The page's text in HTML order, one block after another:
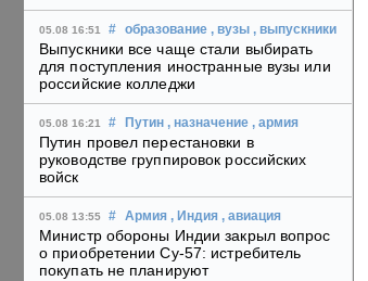
05.08 16:51 # образование , вузы , выпускники
Выпускники все чаще стали выбирать
для поступления иностранные вузы или
российские колледжи
05.08 16:21 # Путин , назначение , армия
Путин провел перестановки в
руководстве группировок российских
войск
05.08 13:55 # Армия , Индия , авиация
Министр обороны Индии закрыл вопрос
о приобретении Су-57: истребитель
покупать не планируют